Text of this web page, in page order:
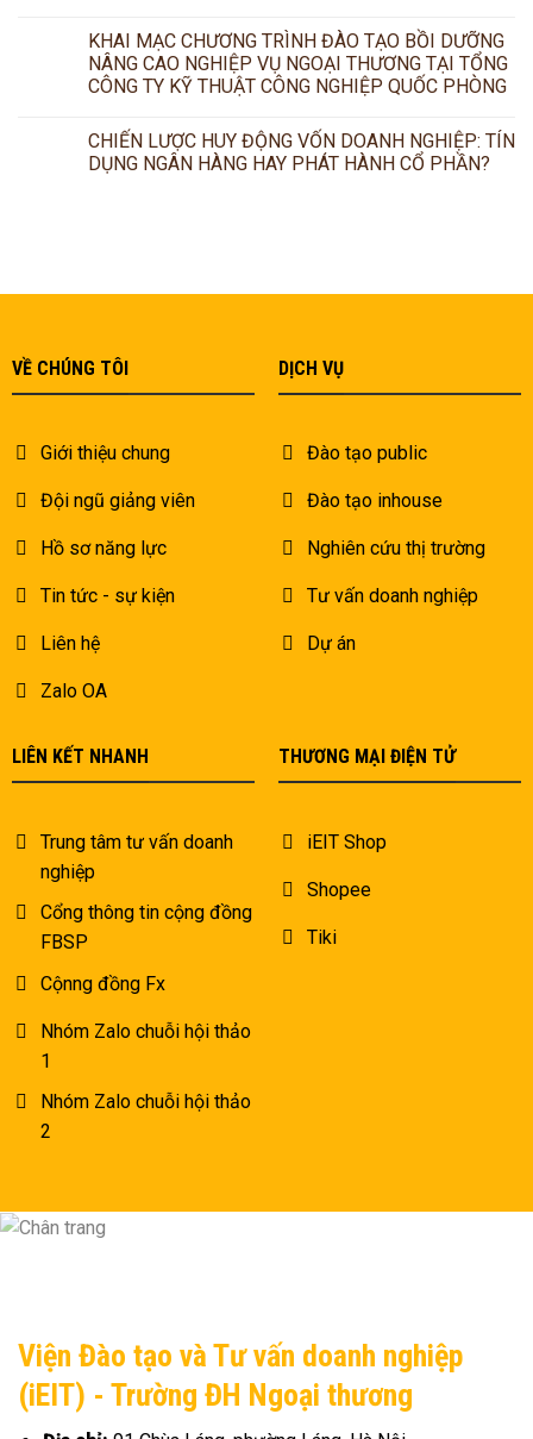
KHAI MẠC CHƯƠNG TRÌNH ĐÀO TẠO BỒI DƯỠNG
NÂNG CAO NGHIỆP VỤ NGOẠI THƯƠNG TẠI TỔNG
CÔNG TY KỸ THUẬT CÔNG NGHIỆP QUỐC PHÒNG
CHIẾN LƯỢC HUY ĐỘNG VỐN DOANH NGHIỆP: TÍN
DỤNG NGÂN HÀNG HAY PHÁT HÀNH CỔ PHẦN?
VỀ CHÚNG TÔI
Giới thiệu chung
Đội ngũ giảng viên
Hồ sơ năng lực
Tin tức - sự kiện
Liên hệ
Zalo OA
DỊCH VỤ
Đào tạo public
Đào tạo inhouse
Nghiên cứu thị trường
Tư vấn doanh nghiệp
Dự án
LIÊN KẾT NHANH
Trung tâm tư vấn doanh
nghiệp
Cổng thông tin cộng đồng
FBSP
Cộnng đồng Fx
Nhóm Zalo chuỗi hội thảo
1
Nhóm Zalo chuỗi hội thảo
2
THƯƠNG MẠI ĐIỆN TỬ
iEIT Shop
Shopee
Tiki
Viện Đào tạo và Tư vấn doanh nghiệp
(iEIT) - Trường ĐH Ngoại thương